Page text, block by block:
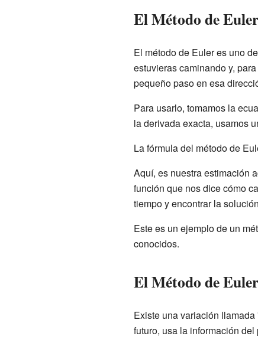
El Método de Euler
El método de Euler es uno
estuvieras caminando y,
pequeño paso en esa
Para usarlo, tomamos la
la derivada exacta, usamos
La fórmula del método de
Aquí, es nuestra estimación
función que nos dice cómo
tiempo y encontrar la
Este es un ejemplo de un
conocidos.
El Método de
Existe una variación
futuro, usa la información